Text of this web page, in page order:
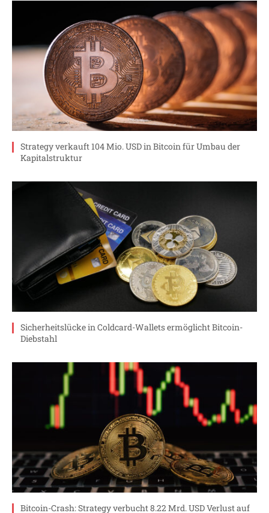
Strategy verkauft 104 Mio. USD in Bitcoin für Umbau der
Kapitalstruktur
Sicherheitslücke in Coldcard-Wallets ermöglicht Bitcoin-
Diebstahl
Bitcoin-Crash: Strategy verbucht 8.22 Mrd. USD Verlust auf